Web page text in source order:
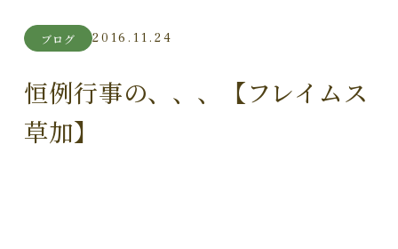
ブログ 2016.11.24
恒例行事の、、、【フレイムス
草加】